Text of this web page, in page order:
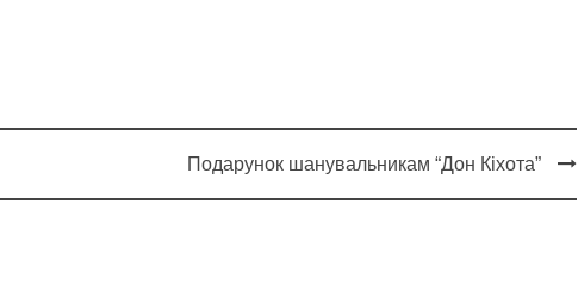
Подарунок шанувальникам “Дон Кіхота”